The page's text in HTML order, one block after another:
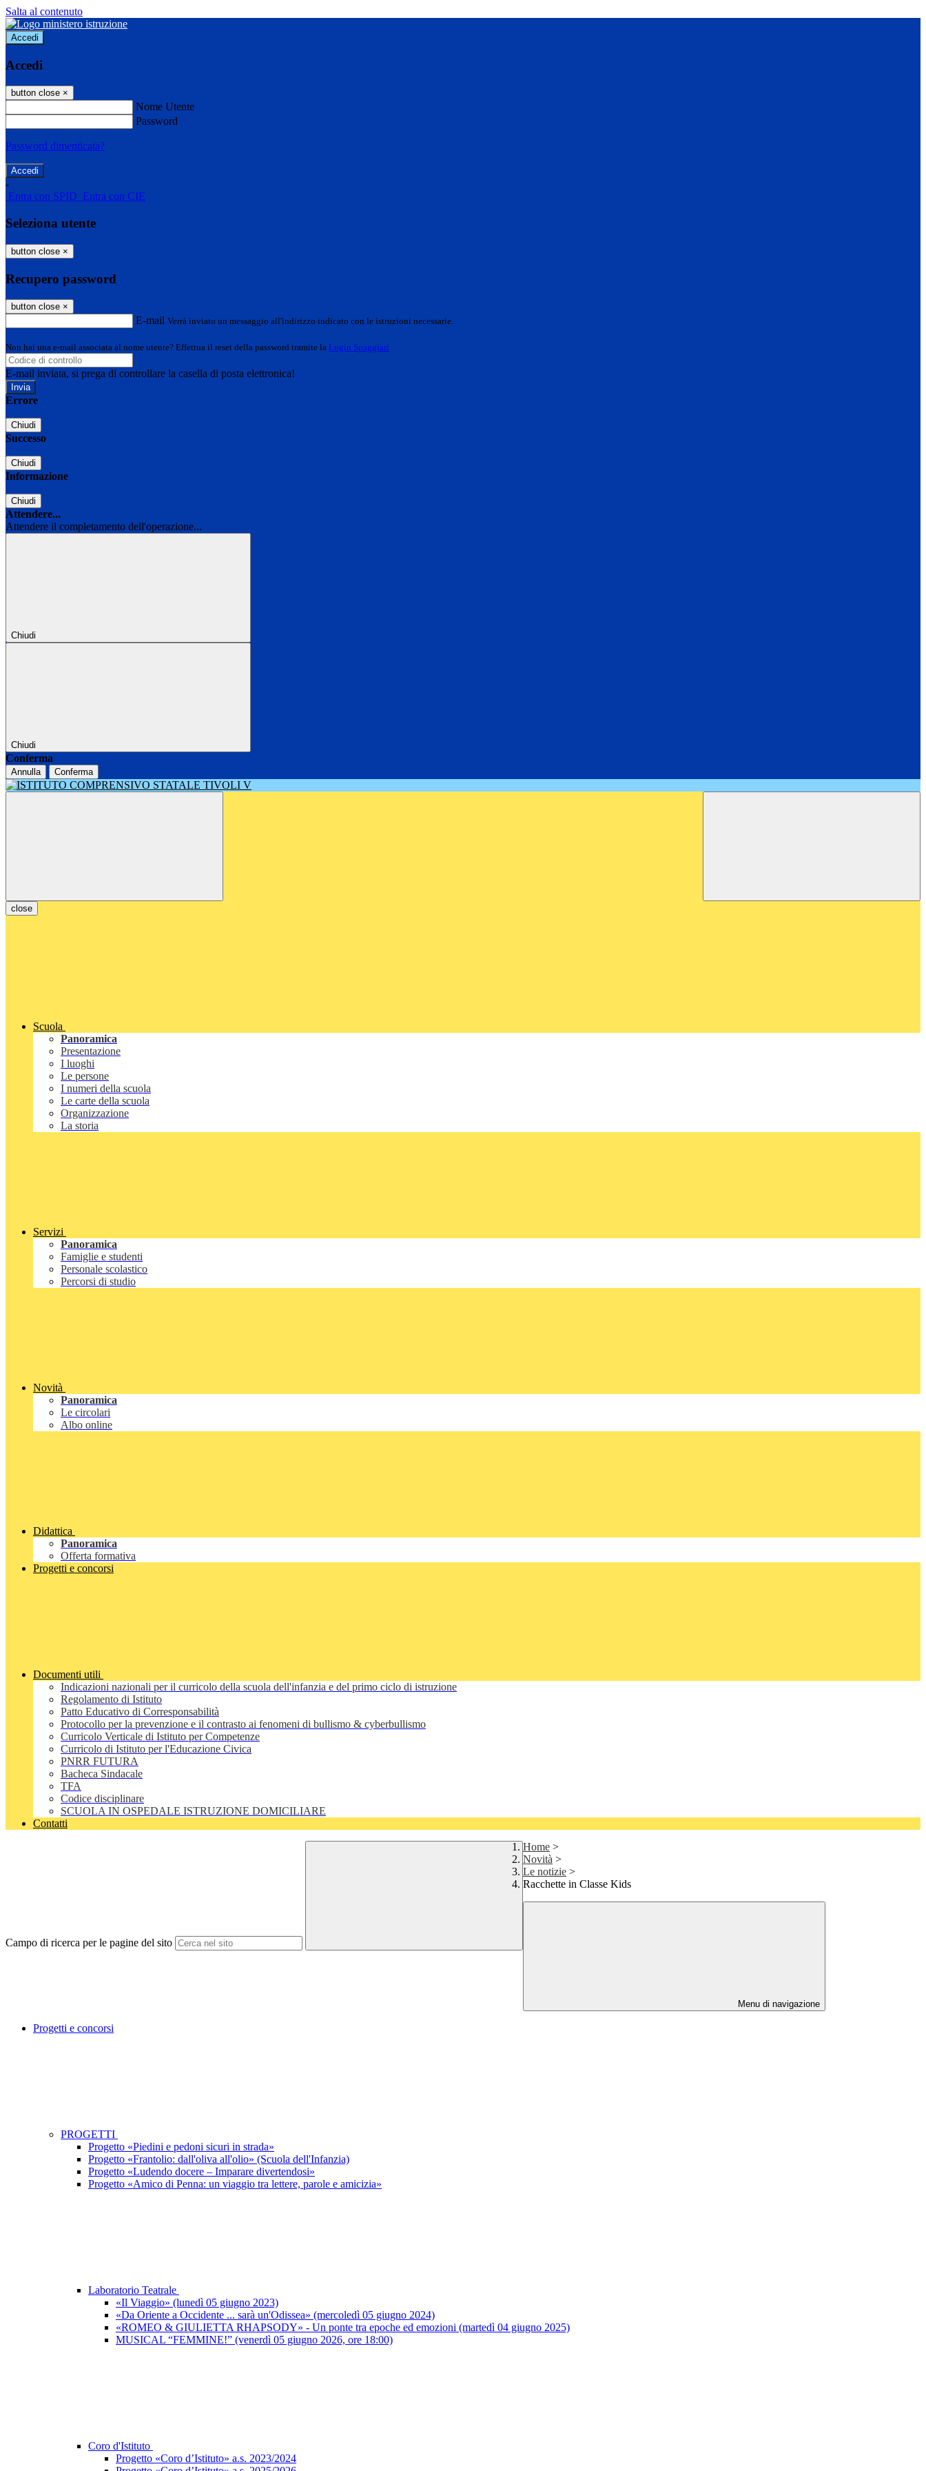
Salta al contenuto
Accedi
Accedi
button close ×
Nome Utente
Password
Password dimenticata?
-
Entra con SPID Entra con CIE
Seleziona utente
button close ×
Recupero password
button close ×
E-mail Verrà inviato un messaggio all'indirizzo indicato con le istruzioni necessarie.
Non hai una e-mail associata al nome utente? Effettua il reset della password tramite la Login Spaggiari
E-mail inviata, si prega di controllare la casella di posta elettronica!
Errore
Chiudi
Successo
Chiudi
Informazione
Chiudi
Attendere...
Attendere il completamento dell'operazione...
Chiudi
Chiudi
Conferma
Annulla Conferma
close
Scuola
Panoramica
Presentazione
I luoghi
Le persone
I numeri della scuola
Le carte della scuola
Organizzazione
La storia
Servizi
Panoramica
Famiglie e studenti
Personale scolastico
Percorsi di studio
Novità
Panoramica
Le circolari
Albo online
Didattica
Panoramica
Offerta formativa
Progetti e concorsi
Documenti utili
Indicazioni nazionali per il curricolo della scuola dell'infanzia e del primo ciclo di istruzione
Regolamento di Istituto
Patto Educativo di Corresponsabilità
Protocollo per la prevenzione e il contrasto ai fenomeni di bullismo & cyberbullismo
Curricolo Verticale di Istituto per Competenze
Curricolo di Istituto per l'Educazione Civica
PNRR FUTURA
Bacheca Sindacale
TFA
Codice disciplinare
SCUOLA IN OSPEDALE ISTRUZIONE DOMICILIARE
Contatti
Campo di ricerca per le pagine del sito
Home >
Novità >
Le notizie >
Racchette in Classe Kids
Menu di navigazione
Progetti e concorsi
PROGETTI
Progetto «Piedini e pedoni sicuri in strada»
Progetto «Frantolio: dall'oliva all'olio» (Scuola dell'Infanzia)
Progetto «Ludendo docere – Imparare divertendosi»
Progetto «Amico di Penna: un viaggio tra lettere, parole e amicizia»
Laboratorio Teatrale
«Il Viaggio» (lunedì 05 giugno 2023)
«Da Oriente a Occidente ... sarà un'Odissea» (mercoledì 05 giugno 2024)
«ROMEO & GIULIETTA RHAPSODY» - Un ponte tra epoche ed emozioni (martedì 04 giugno 2025)
MUSICAL “FEMMINE!” (venerdì 05 giugno 2026, ore 18:00)
Coro d'Istituto
Progetto «Coro d’Istituto» a.s. 2023/2024